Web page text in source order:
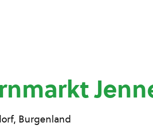
Burgenland